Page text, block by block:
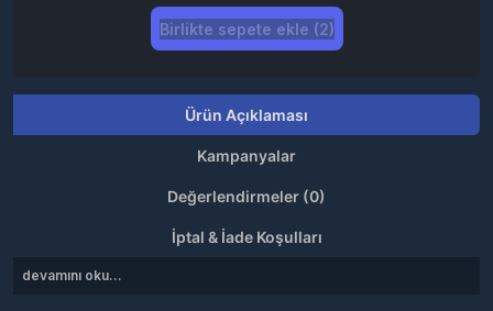
Birlikte sepete ekle (2)
Ürün Açıklaması
Kampanyalar
Değerlendirmeler (0)
İptal & İade Koşulları
devamını oku...